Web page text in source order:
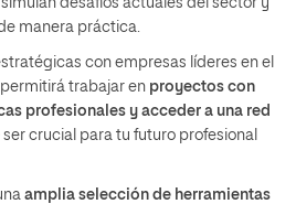
desafíos actuales del sector y
manera práctica.
con empresas líderes en el
trabajar en proyectos con
profesionales y acceder a una red
crucial para tu futuro profesional
amplia selección de herramientas